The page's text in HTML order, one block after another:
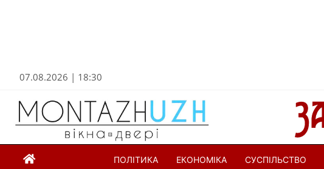
07.08.2026 | 18:30
ПОЛІТИКА ЕКОНОМІКА СУСПІЛЬСТВО